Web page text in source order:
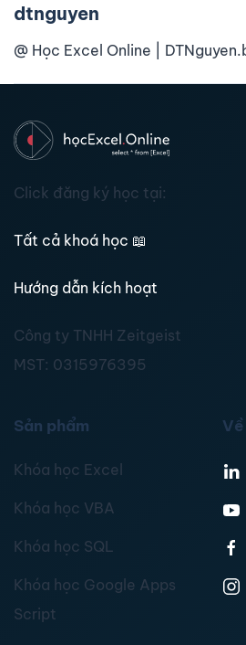
dtnguyen
@ Học Excel Online |
Click đăng ký học tại:
Tất cả khoá học 📖
Hướng dẫn kích hoạt
Công ty TNHH Zeitgeist
MST: 0315976395
Sản phẩm
Khóa học Excel
Khóa học VBA
Khóa học SQL
Khóa học Google Apps
Script